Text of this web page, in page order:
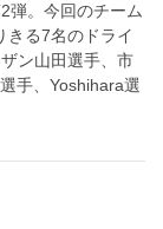
弾。今回のチーム
きる7名のドライ
ン山田選手、市
手、Yoshihara選